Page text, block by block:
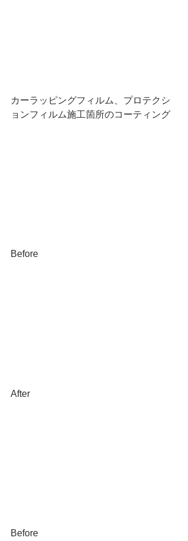
カーラッピングフィルム、プロテクシ
ョンフィルム施工箇所のコーティング
Before
After
Before